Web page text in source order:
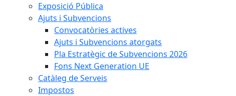
Exposició Pública
Ajuts i Subvencions
Convocatòries actives
Ajuts i Subvencions atorgats
Pla Estratègic de Subvencions 2026
Fons Next Generation UE
Catàleg de Serveis
Impostos